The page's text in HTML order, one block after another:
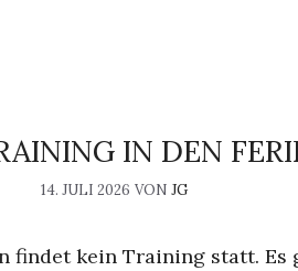
IN DEN
14. JULI 2026 VON JG
findet kein Training statt. Es